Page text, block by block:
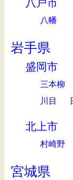
八戸市
八幡
岩手県
盛岡市
三本柳
川目
北上市
村崎野
宮城県